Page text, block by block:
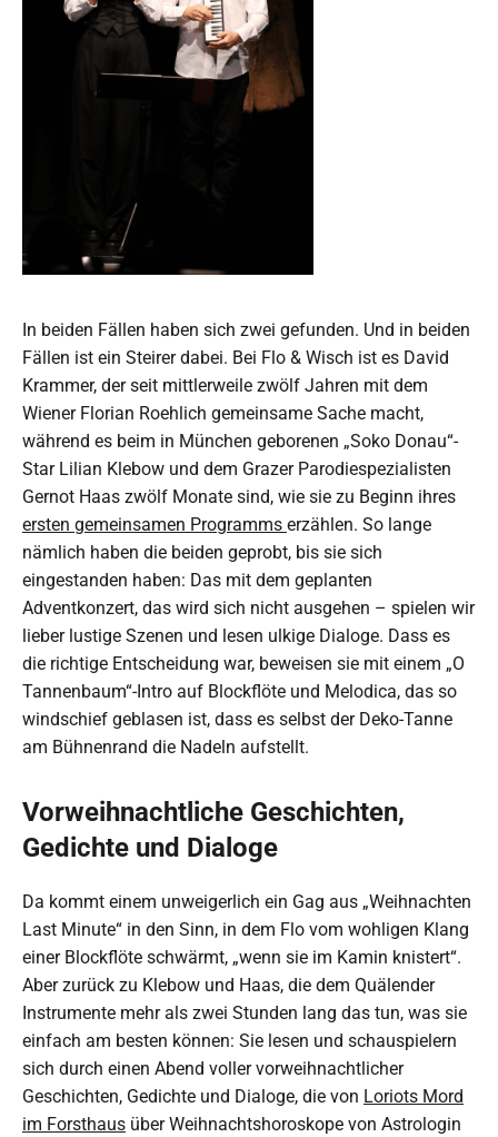
In beiden Fällen haben sich zwei gefunden. Und in beiden
Fällen ist ein Steirer dabei. Bei Flo & Wisch ist es David
Krammer, der seit mittlerweile zwölf Jahren mit dem
Wiener Florian Roehlich gemeinsame Sache macht,
während es beim in München geborenen „Soko Donau“-
Star Lilian Klebow und dem Grazer Parodiespezialisten
Gernot Haas zwölf Monate sind, wie sie zu Beginn ihres
ersten gemeinsamen Programms erzählen. So lange
nämlich haben die beiden geprobt, bis sie sich
eingestanden haben: Das mit dem geplanten
Adventkonzert, das wird sich nicht ausgehen – spielen wir
lieber lustige Szenen und lesen ulkige Dialoge. Dass es
die richtige Entscheidung war, beweisen sie mit einem „O
Tannenbaum“-Intro auf Blockflöte und Melodica, das so
windschief geblasen ist, dass es selbst der Deko-Tanne
am Bühnenrand die Nadeln aufstellt.
Vorweihnachtliche Geschichten,
Gedichte und Dialoge
Da kommt einem unweigerlich ein Gag aus „Weihnachten
Last Minute“ in den Sinn, in dem Flo vom wohligen Klang
einer Blockflöte schwärmt, „wenn sie im Kamin knistert“.
Aber zurück zu Klebow und Haas, die dem Quälender
Instrumente mehr als zwei Stunden lang das tun, was sie
einfach am besten können: Sie lesen und schauspielern
sich durch einen Abend voller vorweihnachtlicher
Geschichten, Gedichte und Dialoge, die von Loriots Mord
im Forsthaus über Weihnachtshoroskope von Astrologin